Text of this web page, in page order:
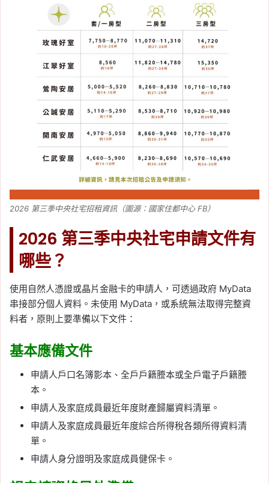
2026 第三季中央社宅招租資訊（圖源：國家住都中心 FB）
2026 第三季中央社宅申請文件有
哪些？
使用自然人憑證或晶片金融卡的申請人，可透過政府 MyData
串接部分個人資料。未使用 MyData，或系統無法取得完整資
料者，原則上要準備以下文件：
基本應備文件
申請人戶口名簿影本、全戶戶籍謄本或全戶電子戶籍謄
本。
申請人及家庭成員最近年度財產歸屬資料清單。
申請人及家庭成員最近年度綜合所得稅各類所得資料清
單。
申請人身分證明及家庭成員健保卡。